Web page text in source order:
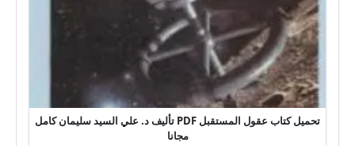
تحميل كتاب عقول المستقبل PDF تأليف د. علي السيد سليمان كامل
مجانا